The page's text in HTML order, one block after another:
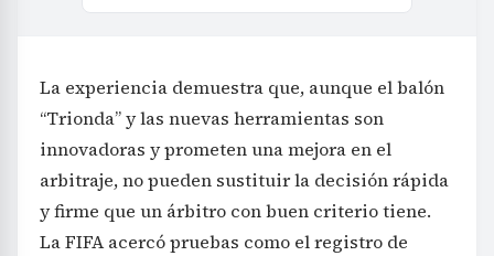
La experiencia demuestra que, aunque el balón
“Trionda” y las nuevas herramientas son
innovadoras y prometen una mejora en el
arbitraje, no pueden sustituir la decisión rápida
y firme que un árbitro con buen criterio tiene.
La FIFA acercó pruebas como el registro de